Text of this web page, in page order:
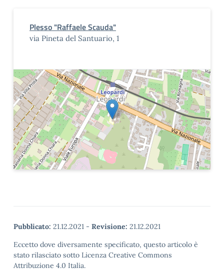
Plesso "Raffaele Scauda"
via Pineta del Santuario, 1
Pubblicato: 21.12.2021 - Revisione: 21.12.2021
Eccetto dove diversamente specificato, questo articolo è
stato rilasciato sotto Licenza Creative Commons
Attribuzione 4.0 Italia.